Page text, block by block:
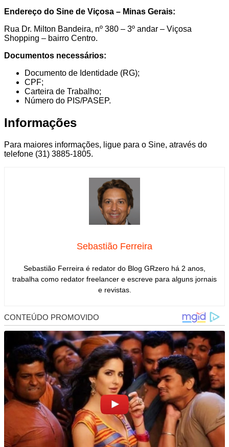
Endereço do Sine de Viçosa – Minas Gerais:
Rua Dr. Milton Bandeira, nº 380 – 3º andar – Viçosa
Shopping – bairro Centro.
Documentos necessários:
Documento de Identidade (RG);
CPF;
Carteira de Trabalho;
Número do PIS/PASEP.
Informações
Para maiores informações, ligue para o Sine, através do
telefone (31) 3885-1805.
Sebastião Ferreira
Sebastião Ferreira é redator do Blog GRzero há 2 anos,
trabalha como redator freelancer e escreve para alguns jornais
e revistas.